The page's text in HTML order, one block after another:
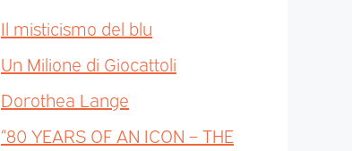
Il misticismo del blu
Un Milione di Giocattoli
Dorothea Lange
“80 YEARS OF AN ICON – THE